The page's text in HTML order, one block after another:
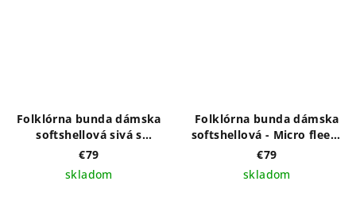
Folklórna bunda dámska
softshellová sivá s
VÝŠIVKOU vzoru Adam vo
farebnom prevedení
vpredu a vzadu
€79
skladom
Folklórna bunda dámska
softshellová - Micro fleece
s VÝŠIVKOU vzoru Matúš
vpredu a vzadu
€79
skladom